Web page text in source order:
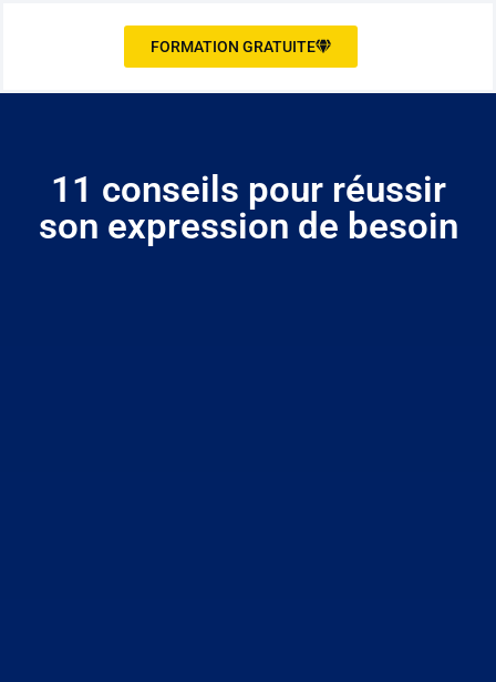
FORMATION GRATUITE
11 conseils pour réussir
son expression de besoin